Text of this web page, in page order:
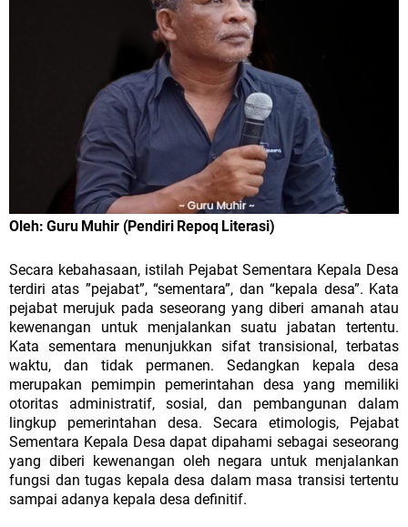
Oleh:Guru Muhir (Pendiri Repoq Literasi)
Secara kebahasaan, istilah Pejabat Sementara Kepala Desa
terdiri atas ”pejabat”, “sementara”, dan “kepala desa”. Kata
pejabat merujuk pada seseorang yang diberi amanah atau
kewenangan
untuk menjalankan suatu jabatan
tertentu.
Kata sementara menunjukkan sifat transisional, terbatas
waktu, dan tidak permanen. Sedangkan kepala desa
merupakan pemimpin pemerintahan desa yang memiliki
otoritas administratif,
sosial, dan pembangunan
dalam
lingkup
pemerintahan desa. Secara etimologis,
Pejabat
Sementara Kepala Desa dapat dipahami sebagai seseorang
yang diberi kewenangan oleh negara untuk menjalankan
fungsi dan tugas kepala desa dalam masa transisi tertentu
sampai adanya kepala desa definitif.